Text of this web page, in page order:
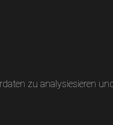
zu analysiesieren